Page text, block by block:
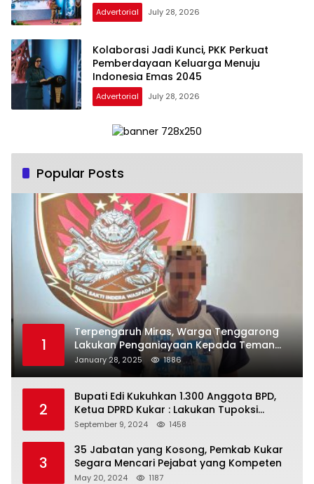
Advertorial July 28, 2026
Kolaborasi Jadi Kunci, PKK Perkuat
Pemberdayaan Keluarga Menuju
Indonesia Emas 2045
Advertorial July 28, 2026
Popular Posts
1
Terpengaruh Miras, Warga Tenggarong
Lakukan Penganiayaan Kepada Teman
Sendiri
January 28, 2025 1886
2
Bupati Edi Kukuhkan 1.300 Anggota BPD,
Ketua DPRD Kukar : Lakukan Tupoksi
Dengan Baik Untuk Wujudkan
September 9, 2024 1458
3
35 Jabatan yang Kosong, Pemkab Kukar
Segara Mencari Pejabat yang Kompeten
May 20, 2024 1187